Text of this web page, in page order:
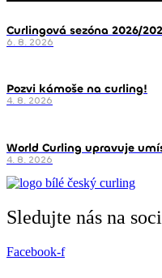
Curlingová sezóna 2026/
6. 8. 2026
Pozvi kámoše na curling!
4. 8. 2026
World Curling upravuje
4. 8. 2026
Sledujte nás na
Facebook-f